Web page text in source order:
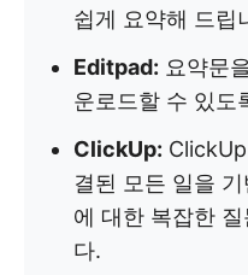
쉽게 요약해 드립
Editpad: 요약문
운로드할 수 있도
ClickUp:
결된 모든 일을
에 대한 복잡한
다.